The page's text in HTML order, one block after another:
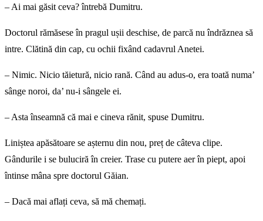
– Ai mai găsit ceva? întrebă Dumitru.
Doctorul rămăsese în pragul ușii deschise, de parcă nu îndrăznea să
intre. Clătină din cap, cu ochii fixând cadavrul Anetei.
– Nimic. Nicio tăietură, nicio rană. Când au adus-o, era toată numa’
sânge noroi, da’ nu-i sângele ei.
– Asta înseamnă că mai e cineva rănit, spuse Dumitru.
Liniștea apăsătoare se așternu din nou, preț de câteva clipe.
Gândurile i se buluciră în creier. Trase cu putere aer în piept, apoi
întinse mâna spre doctorul Găian.
– Dacă mai aflați ceva, să mă chemați.